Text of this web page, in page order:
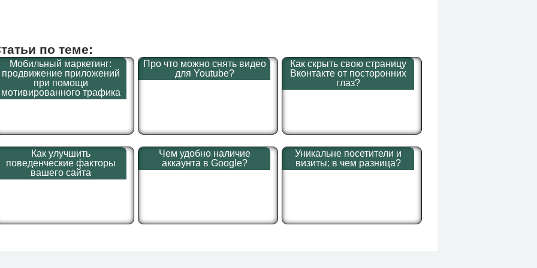
по теме:
Мобильный маркетинг:
продвижение приложений
при помощи
мотивированного трафика
Про что можно снять видео
для Youtube?
Как скрыть свою страницу
Вконтакте от посторонних
глаз?
Как улучшить
поведенческие факторы
вашего сайта
Чем удобно наличие
аккаунта в Google?
Уникальне посетители и
визиты: в чем разница?